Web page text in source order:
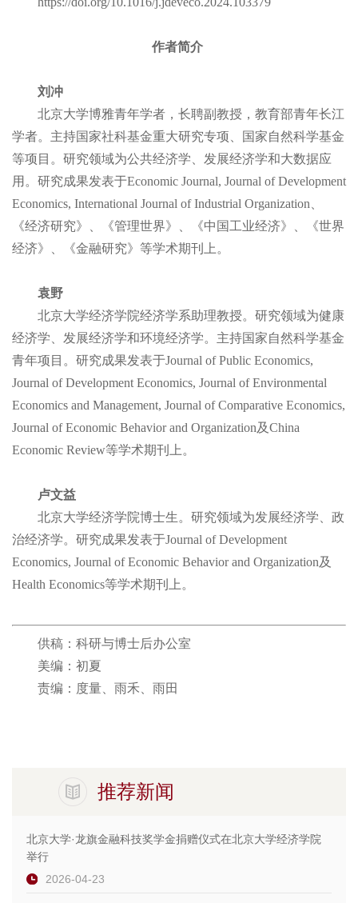
作者简介
刘冲
北京大学博雅青年学者，长聘副教授，教育部青年长江
学者。主持国家社科基金重大研究专项、国家自然科学基金
等项目。研究领域为公共经济学、发展经济学和大数据应
用。研究成果发表于Economic Journal, Journal of Development
Economics, International Journal of Industrial Organization、
《经济研究》、《管理世界》、《中国工业经济》、《世界
经济》、《金融研究》等学术期刊上。
袁野
北京大学经济学院经济学系助理教授。研究领域为健康
经济学、发展经济学和环境经济学。主持国家自然科学基金
青年项目。研究成果发表于Journal of Public Economics,
Journal of Development Economics, Journal of Environmental
Economics and Management, Journal of Comparative Economics,
Journal of Economic Behavior and Organization及China
Economic Review等学术期刊上。
卢文益
北京大学经济学院博士生。研究领域为发展经济学、政
治经济学。研究成果发表于Journal of Development
Economics, Journal of Economic Behavior and Organization及
Health Economics等学术期刊上。
供稿：科研与博士后办公室
美编：初夏
责编：度量、雨禾、雨田
推荐新闻
北京大学·龙旗金融科技奖学金捐赠仪式在北京大学经济学院
举行
2026-04-23